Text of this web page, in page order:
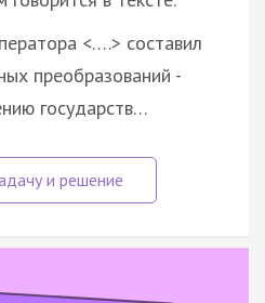
<….> составил
преобразований -
государств…